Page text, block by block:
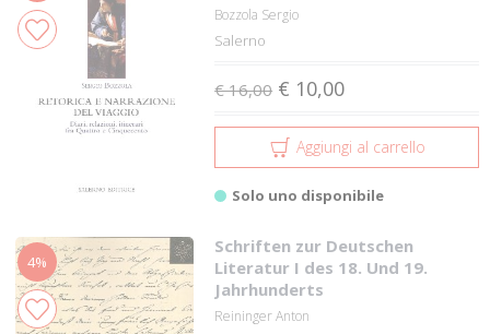
Bozzola Sergio
Salerno
€ 16,00 € 10,00
Aggiungi al carrello
Solo uno disponibile
4%
Schriften zur Deutschen
Literatur I des 18. Und 19.
Jahrhunderts
Reininger Anton